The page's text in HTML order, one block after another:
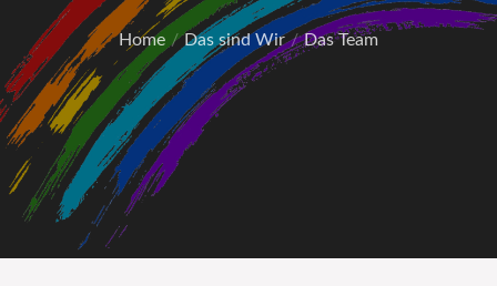
Home Das sind Wir Das Team